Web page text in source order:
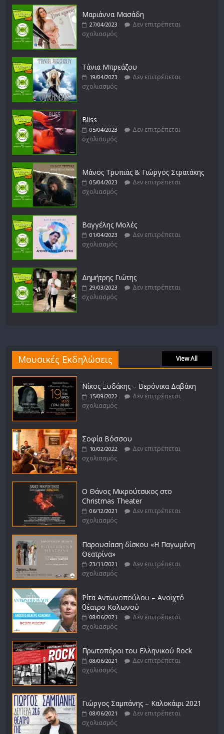
σχολιασμός
σχολιασμός
Μαριάννα Μασάδη
27/04/2023
Δεν επιτρέπεται
σχολιασμός
Τάνια Μπρεάζου
19/04/2023
Δεν επιτρέπεται
σχολιασμός
Bliss
05/04/2023
Δεν επιτρέπεται
σχολιασμός
Μάνος Τρυπιάς & Γιώργος Στρατάκης
05/04/2023
Δεν επιτρέπεται
σχολιασμός
Βαγγέλης Μολές
01/04/2023
Δεν επιτρέπεται
σχολιασμός
Δημήτρης Γιώτης
29/03/2023
Δεν επιτρέπεται
σχολιασμός
Μουσικές Εκδηλώσεις View All
Νίκος Ξυδάκης – Βερόνικα Δαβάκη
15/09/2022
Δεν επιτρέπεται
σχολιασμός
Σοφία Βόσσου
10/02/2022
Δεν επιτρέπεται
σχολιασμός
Ο Θάνος Μικρούτσικος στο
Christmas Theater
06/12/2021
Δεν επιτρέπεται
σχολιασμός
Παρουσίαση δίσκου «Η Παγωμένη
Θεατρίνα»
23/11/2021
Δεν επιτρέπεται
σχολιασμός
Ρίτα Αντωνοπούλου – Ανοιχτό
θέατρο Κολωνού
08/06/2021
Δεν επιτρέπεται
σχολιασμός
Πρωτοπόροι του Ελληνικού Rock
08/06/2021
Δεν επιτρέπεται
σχολιασμός
Γιώργος Σαμπάνης – Καλοκάιρι 2021
08/06/2021
Δεν επιτρέπεται
σχολιασμός